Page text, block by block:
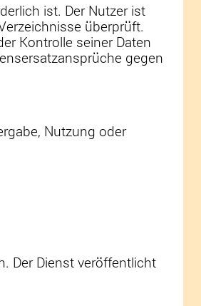
ist. Der Nutzer ist
überprüft.
Kontrolle seiner Daten
gegen
Nutzung oder
Der Dienst veröffentlicht